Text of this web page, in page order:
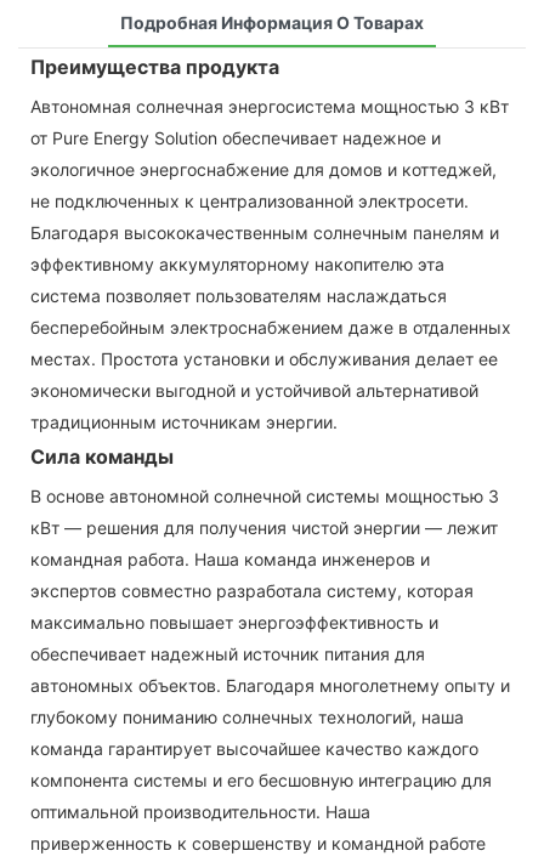
Подробная Информация О Товарах
Преимущества продукта
Автономная солнечная энергосистема мощностью 3 кВт
от Pure Energy Solution обеспечивает надежное и
экологичное энергоснабжение для домов и коттеджей,
не подключенных к централизованной электросети.
Благодаря высококачественным солнечным панелям и
эффективному аккумуляторному накопителю эта
система позволяет пользователям наслаждаться
бесперебойным электроснабжением даже в отдаленных
местах. Простота установки и обслуживания делает ее
экономически выгодной и устойчивой альтернативой
традиционным источникам энергии.
Сила команды
В основе автономной солнечной системы мощностью 3
кВт — решения для получения чистой энергии — лежит
командная работа. Наша команда инженеров и
экспертов совместно разработала систему, которая
максимально повышает энергоэффективность и
обеспечивает надежный источник питания для
автономных объектов. Благодаря многолетнему опыту и
глубокому пониманию солнечных технологий, наша
команда гарантирует высочайшее качество каждого
компонента системы и его бесшовную интеграцию для
оптимальной производительности. Наша
приверженность к совершенству и командной работе